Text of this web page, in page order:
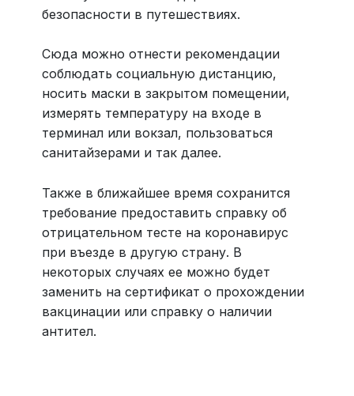
безопасности в путешествиях.
Сюда можно отнести рекомендации
соблюдать социальную дистанцию,
носить маски в закрытом помещении,
измерять температуру на входе в
терминал или вокзал, пользоваться
санитайзерами и так далее.
Также в ближайшее время сохранится
требование предоставить справку об
отрицательном тесте на коронавирус
при въезде в другую страну. В
некоторых случаях ее можно будет
заменить на сертификат о прохождении
вакцинации или справку о наличии
антител.